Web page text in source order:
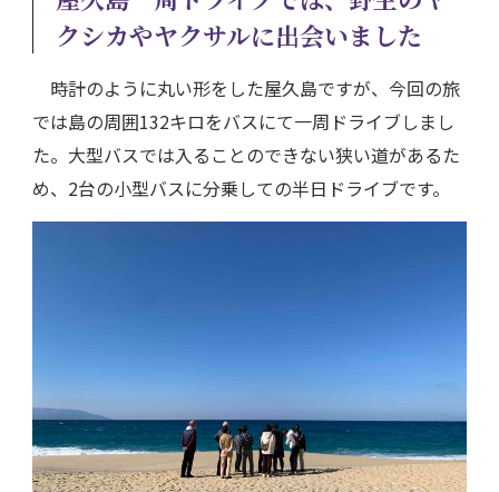
クシカやヤクサルに出会いました
時計のように丸い形をした屋久島ですが、今回の旅
では島の周囲132キロをバスにて一周ドライブしまし
た。大型バスでは入ることのできない狭い道があるた
め、2台の小型バスに分乗しての半日ドライブです。